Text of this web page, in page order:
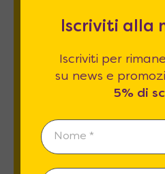
privacy *
Iscriviti alla
Iscriviti per
su news e
5% di